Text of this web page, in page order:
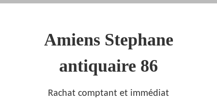
Amiens Stephane
antiquaire 86
Rachat comptant et immédiat